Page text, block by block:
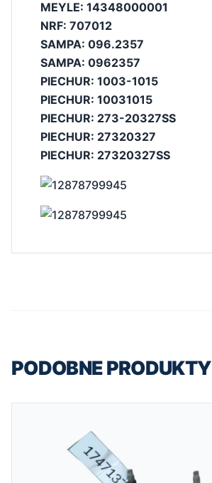
MEYLE: 14348000001
NRF: 707012
SAMPA: 096.2357
SAMPA: 0962357
PIECHUR: 1003-1015
PIECHUR: 10031015
PIECHUR: 273-20327SS
PIECHUR: 27320327
PIECHUR: 27320327SS
PODOBNE PRODUKTY